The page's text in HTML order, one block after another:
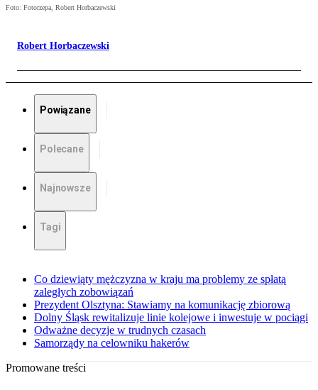
Foto: Fotorzepa, Robert Horbaczewski
Robert Horbaczewski
Powiązane
Polecane
Najnowsze
Tagi
Co dziewiąty mężczyzna w kraju ma problemy ze spłatą
zaległych zobowiązań
Prezydent Olsztyna: Stawiamy na komunikację zbiorową
Dolny Śląsk rewitalizuje linie kolejowe i inwestuje w pociągi
Odważne decyzje w trudnych czasach
Samorządy na celowniku hakerów
Promowane treści